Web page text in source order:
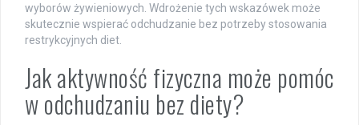
wyborów żywieniowych. Wdrożenie tych wskazówek może
skutecznie wspierać odchudzanie bez potrzeby stosowania
restrykcyjnych diet.
Jak aktywność fizyczna może pomóc
w odchudzaniu bez diety?